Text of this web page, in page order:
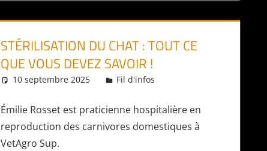
STÉRILISATION DU CHAT : TOUT CE
QUE VOUS DEVEZ SAVOIR !
10 septembre 2025 Daniel
Fil d'infos
Émilie Rosset est praticienne hospitalière en
reproduction des carnivores domestiques à
VetAgro Sup.